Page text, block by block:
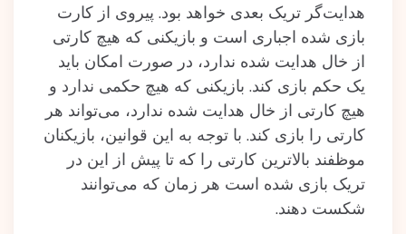
هدایت‌گر تریک بعدی خواهد بود. پیروی از کارت
بازی شده اجباری است و بازیکنی که هیچ کارتی
از خال هدایت شده ندارد، در صورت امکان باید
یک حکم بازی کند. بازیکنی که هیچ حکمی ندارد و
هیچ کارتی از خال هدایت شده ندارد، می‌تواند هر
کارتی را بازی کند. با توجه به این قوانین، بازیکنان
موظفند بالاترین کارتی را که تا پیش از این در
تریک بازی شده است هر زمان که می‌توانند
شکست دهند.